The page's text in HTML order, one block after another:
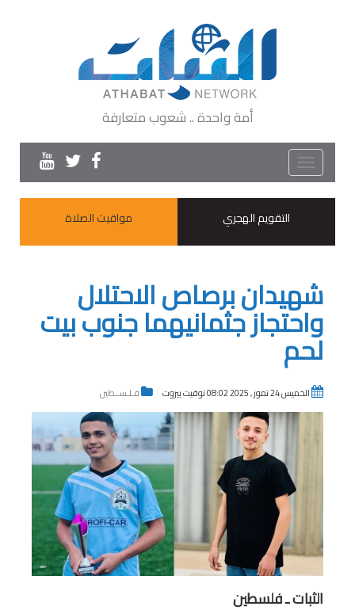
أمة واحدة .. شعوب متعارفة
Toggle
navigation
التقويم الهجري
مواقيت الصلاة
شهيدان برصاص الاحتلال
واحتجاز جثمانيهما جنوب بيت
لحم
الخميس 24 تموز , 2025 08:02 توقيت بيروت فـلـســطين
الثبات ـ فلسطين